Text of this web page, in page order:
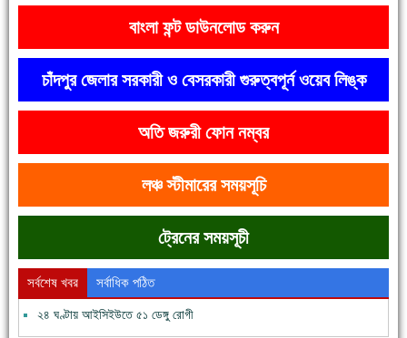
দেশে রাস্তাঘাটসহ অনেক কিছুই হয়েছে, বাড়েনি কর্মসংস্থান
বাংলা ফন্ট ডাউনলোড করুন
চাঁদপুর জেলার সরকারী ও বেসরকারী গুরুত্বপূর্ন ওয়েব লিঙ্ক
অতি জরুরী ফোন নম্বর
লঞ্চ স্টীমারের সময়সূচি
ট্রেনের সময়সূচী
সর্বশেষ খবর সর্বাধিক পঠিত
২৪ ঘণ্টায় আইসিইউতে ৫১ ডেঙ্গু রোগী